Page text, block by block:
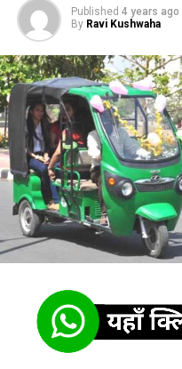
Published 4 years ago
By Ravi Kushwaha